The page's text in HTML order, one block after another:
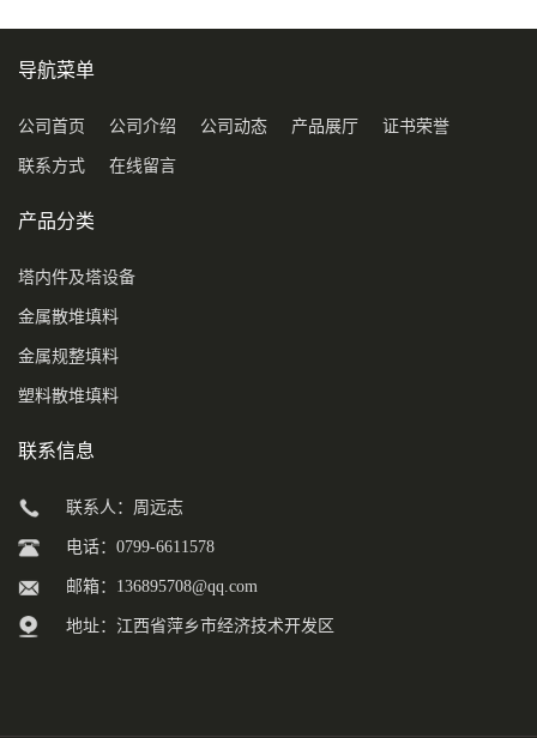
导航菜单
公司首页 公司介绍 公司动态 产品展厅 证书荣誉
联系方式 在线留言
产品分类
塔内件及塔设备
金属散堆填料
金属规整填料
塑料散堆填料
联系信息
联系人：周远志
电话：0799-6611578
邮箱： 136895708@qq.com
地址：江西省萍乡市经济技术开发区